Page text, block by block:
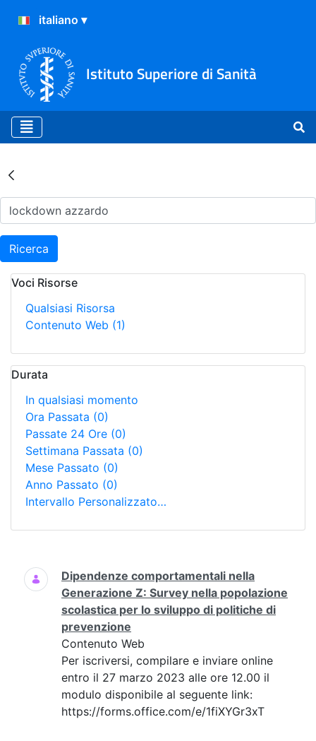
Istituto Superiore di Sanità
Risultati della Ricerca -
Ricerca
Voci Risorse
Qualsiasi Risorsa
Contenuto Web (1)
Durata
In qualsiasi momento
Ora Passata (0)
Passate 24 Ore (0)
Settimana Passata (0)
Mese Passato (0)
Anno Passato (0)
Intervallo Personalizzato…
Ricerca
Dipendenze comportamentali nella
Generazione Z: Survey nella popolazione
scolastica per lo sviluppo di politiche di
prevenzione
Contenuto Web
Per iscriversi, compilare e inviare online
entro il 27 marzo 2023 alle ore 12.00 il
modulo disponibile al seguente link:
https://forms.office.com/e/1fiXYGr3xT